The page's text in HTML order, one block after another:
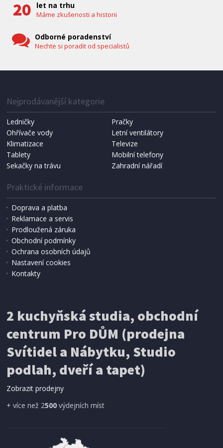
NÁHRADNÍ SÁČKY DO VYSAVAČE
Koma KRA-SB02S (Multi Bag, S-BAG SMS)
199 Kč Přidat do košíku
SÍŤ PROTI HMYZU
ProGarden KO-CY5910600 Síť proti hmyzu do
dveří magnetická 210 x 100 cm
let na trhu
Máme zkušenosti a historii
Odborné poradenství
Nechte si poradit od specialistů
Nejprodávanější kategorie
Ledničky
Pračky
Ohřívače vody
Letní ventilátory
Klimatizace
Televize
Tablety
Mobilní telefony
Sekačky na trávu
Zahradní nářadí
Praktické informace
Doprava a platba
Reklamace a servis
Prodloužená záruka
Obchodní podmínky
Ochrana osobních údajů
Nastavení cookies
Kontakty
2 kuchyňská studia, obchodní
centrum Pro DŮM (prodejna
Svítidel a Nábytku, Studio
podlah, dveří a tapet)
Zobrazit prodejny
+ více než 2500 výdejních míst